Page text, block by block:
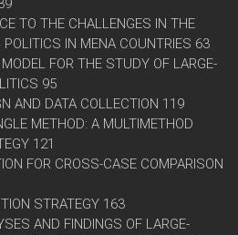
TO THE CHALLENGES IN THE
IN MENA COUNTRIES 63
FOR THE STUDY OF LARGE-
95
AND DATA COLLECTION 119
METHOD: A MULTIMETHOD
121
FOR CROSS-CASE COMPARISON
STRATEGY 163
AND FINDINGS OF LARGE-